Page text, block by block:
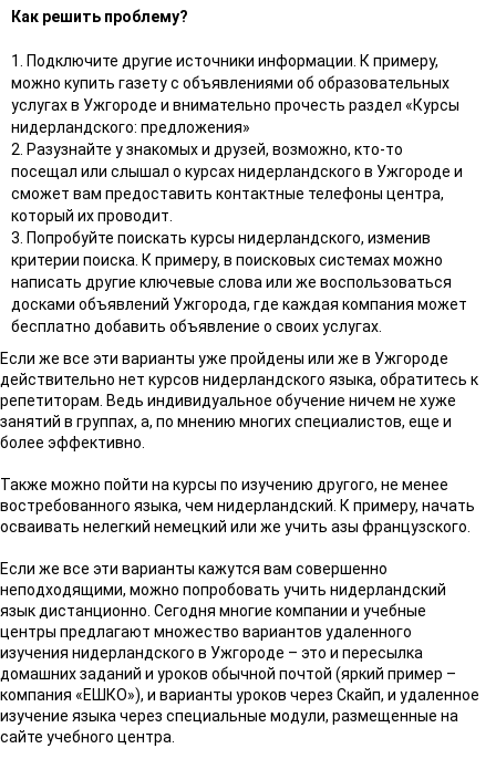
Как решить проблему?
1. Подключите другие источники информации. К примеру,
можно купить газету с объявлениями об образовательных
услугах в Ужгороде и внимательно прочесть раздел «Курсы
нидерландского: предложения»
2. Разузнайте у знакомых и друзей, возможно, кто-то
посещал или слышал о курсах нидерландского в Ужгороде и
сможет вам предоставить контактные телефоны центра,
который их проводит.
3. Попробуйте поискать курсы нидерландского, изменив
критерии поиска. К примеру, в поисковых системах можно
написать другие ключевые слова или же воспользоваться
досками объявлений Ужгорода, где каждая компания может
бесплатно добавить объявление о своих услугах.
Если же все эти варианты уже пройдены или же в Ужгороде
действительно нет курсов нидерландского языка, обратитесь к
репетиторам. Ведь индивидуальное обучение ничем не хуже
занятий в группах, а, по мнению многих специалистов, еще и
более эффективно.
Также можно пойти на курсы по изучению другого, не менее
востребованного языка, чем нидерландский. К примеру, начать
осваивать нелегкий немецкий или же учить азы французского.
Если же все эти варианты кажутся вам совершенно
неподходящими, можно попробовать учить нидерландский
язык дистанционно. Сегодня многие компании и учебные
центры предлагают множество вариантов удаленного
изучения нидерландского в Ужгороде – это и пересылка
домашних заданий и уроков обычной почтой (яркий пример –
компания «ЕШКО»), и варианты уроков через Скайп, и удаленное
изучение языка через специальные модули, размещенные на
сайте учебного центра.